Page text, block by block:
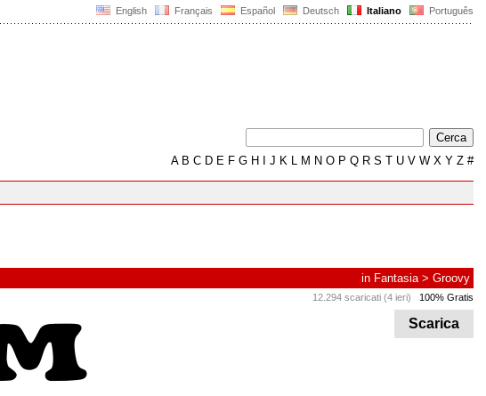
English Français Español Deutsch Italiano Português
AB C D E F G H J K L M N O P Q R S T U V W X Y Z #
in Fantasia> Groovy
12.294 scaricati (4 ieri) 100% Gratis
Scarica